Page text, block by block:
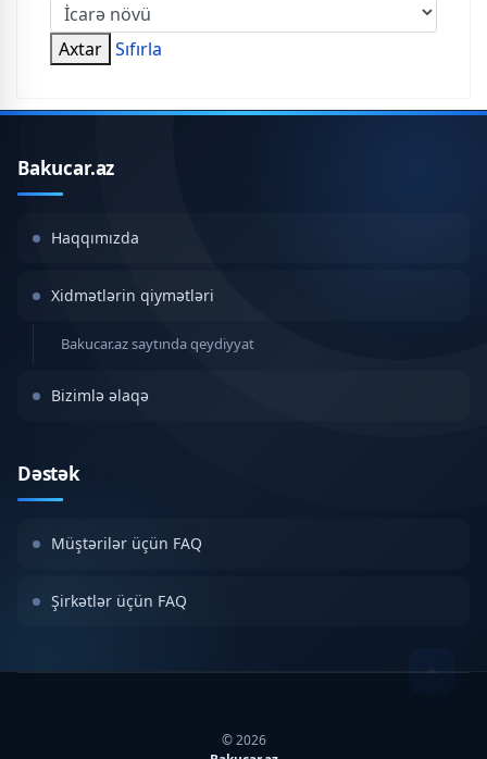
Axtar Sıfırla
Bakucar.az
Haqqımızda
Xidmətlərin qiymətləri
Bakucar.az saytında qeydiyyat
Bizimlə əlaqə
Dəstək
Müştərilər üçün FAQ
Şirkətlər üçün FAQ
© 2026